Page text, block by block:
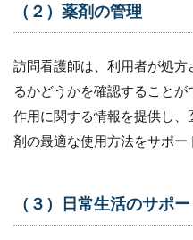
（２）薬剤の管理
訪問看護師は、利用者が処
るかどうかを確認すること
作用に関する情報を提供し
剤の最適な使用方法をサポー
（３）日常生活のサポー